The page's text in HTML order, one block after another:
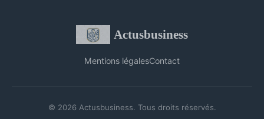
Actusbusiness
Mentions légalesContact
© 2026 Actusbusiness. Tous droits réservés.